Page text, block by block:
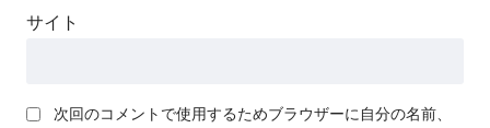
サイト
次回のコメントで使用するためブラウザーに自分の名前、